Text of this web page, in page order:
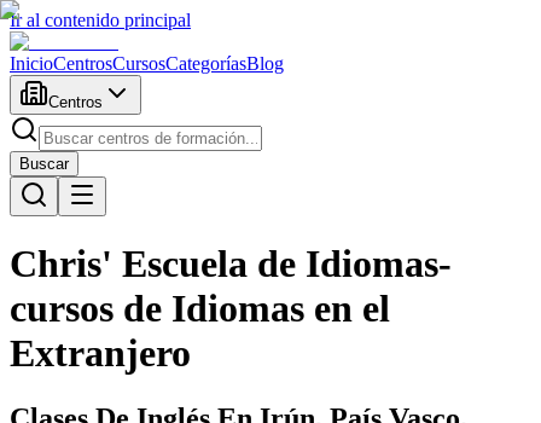
Ir al contenido principal
InicioCentrosCursosCategoríasBlog
Centros
Buscar
Chris' Escuela de Idiomas-
cursos de Idiomas en el
Extranjero